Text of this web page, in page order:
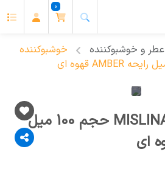
0
عطر و خوشبوکننده
خوشبوکننده
خوشبوکننده هوا MISLINA حجم 100 میل